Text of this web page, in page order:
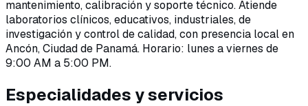
mantenimiento, calibración y soporte técnico. Atiende
laboratorios clínicos, educativos, industriales, de
investigación y control de calidad, con presencia local en
Ancón, Ciudad de Panamá. Horario: lunes a viernes de
9:00 AM a 5:00 PM.
Especialidades y servicios